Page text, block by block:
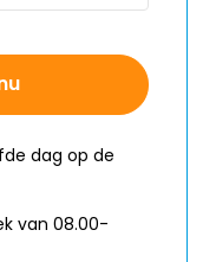
dag op de
van 08.00-